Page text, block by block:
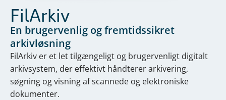
FilArkiv
En brugervenlig og fremtidssikret
arkivløsning
FilArkiv er et let tilgængeligt og brugervenligt digitalt
arkivsystem, der effektivt håndterer arkivering,
søgning og visning af scannede og elektroniske
dokumenter.